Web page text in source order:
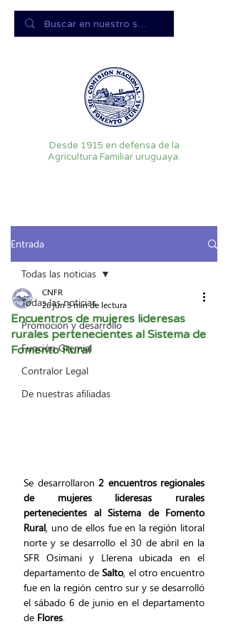
Desde 1915 en defensa de la
Agricultura Familiar uruguaya.
Entrada
Todas las noticias
Promoción y desarrollo
Función Gremial
Contralor Legal
De nuestras afiliadas
Todas las noticias
Encuentros de mujeres lideresas
rurales pertenecientes al Sistema de
Fomento Rural
CNFR
26 jun3 min de lectura
Se desarrollaron 2 encuentros regionales
de mujeres lideresas rurales
pertenecientes al Sistema de Fomento
Rural, uno de ellos fue en la región litoral
norte y se desarrollo el 30 de abril en la
SFR Osimani y Llerena ubicada en el
departamento de Salto, el otro encuentro
fue en la región centro sur y se desarrolló
el sábado 6 de junio en el departamento
de Flores.